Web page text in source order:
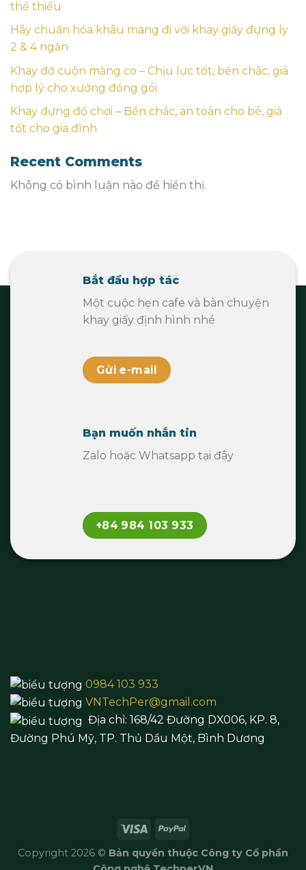
thể thiếu
Hãy chuẩn hóa khâu mang đi với khay giấy đựng ly
2 & 4 ngăn
Khay đỡ cuộn màng co – Chịu lực tốt, bền chắc, giá
hợp lý cho xưởng đóng gói
Khay đựng đồ chơi – Bền chắc, an toàn cho bé, giá
tốt cho gia đình
Recent Comments
Không có bình luận nào để hiển thị.
Bắt đầu hợp tác
Một cuộc hẹn cafe và bàn chuyện
khay giấy định hình nhé
Gửi e-mail
Bạn muốn nhắn tin
Zalo hoặc Whatsapp tại đây
+84 984 103 933
0984 103 933
VNTechPer@gmail.com
Địa chỉ: 168/42 Đường DX006, KP. 8,
Đường Phú Mỹ, TP. Thủ Dầu Một, Bình Dương
Copyright 2026 © Bản quyền thuộc Công ty Cổ phần